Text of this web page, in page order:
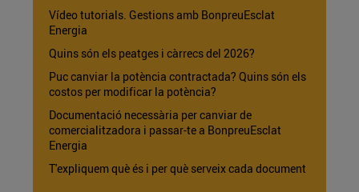
Vídeo tutorials. Gestions amb BonpreuEsclat
Energia
Quins són els peatges i càrrecs del 2026?
Puc canviar la potència contractada? Quins són els
costos per modificar la potència?
Documentació necessària per canviar de
comercialitzadora i passar-te a BonpreuEsclat
Energia
T'expliquem què és i per què serveix cada document